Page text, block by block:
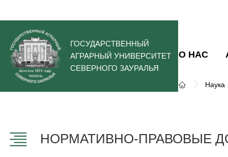
ГОСУДАРСТВЕННЫЙ
АГРАРНЫЙ УНИВЕРСИТЕТ
СЕВЕРНОГО ЗАУРАЛЬЯ
О НАС
Наука
НОРМАТИВНО-ПРАВОВЫЕ